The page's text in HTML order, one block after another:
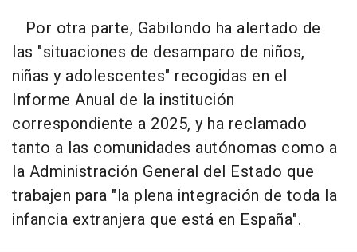
Por otra parte, Gabilondo ha alertado de
las "situaciones de desamparo de niños,
niñas y adolescentes" recogidas en el
Informe Anual de la institución
correspondiente a 2025, y ha reclamado
tanto a las comunidades autónomas como a
la Administración General del Estado que
trabajen para "la plena integración de toda la
infancia extranjera que está en España".